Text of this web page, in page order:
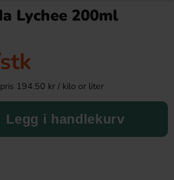
60g
25cl
Lychee 200ml
194.50 kr / kilo or liter
Legg i handlekurv